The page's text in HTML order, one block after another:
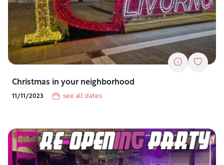
Christmas in your neighborhood
11/11/2023 see all dates